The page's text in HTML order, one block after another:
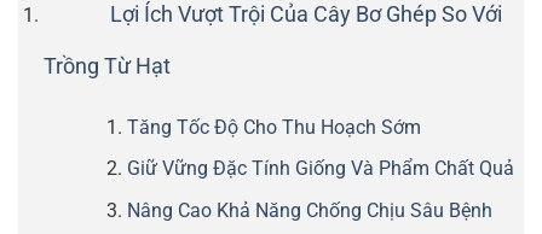
Lợi Ích Vượt Trội Của Cây Bơ Ghép So Với
Trồng Từ Hạt
Tăng Tốc Độ Cho Thu Hoạch Sớm
Giữ Vững Đặc Tính Giống Và Phẩm Chất Quả
Nâng Cao Khả Năng Chống Chịu Sâu Bệnh